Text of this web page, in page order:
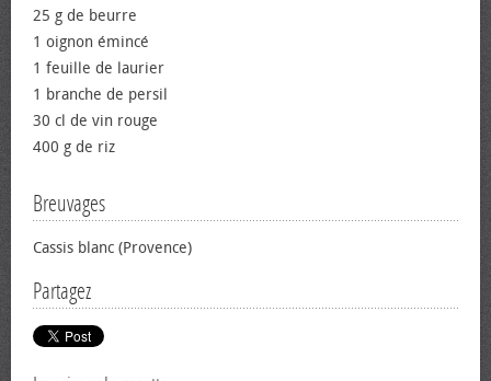
25 g de beurre
1 oignon émincé
1 feuille de laurier
1 branche de persil
30 cl de vin rouge
400 g de riz
Breuvages
Cassis blanc (Provence)
Partagez